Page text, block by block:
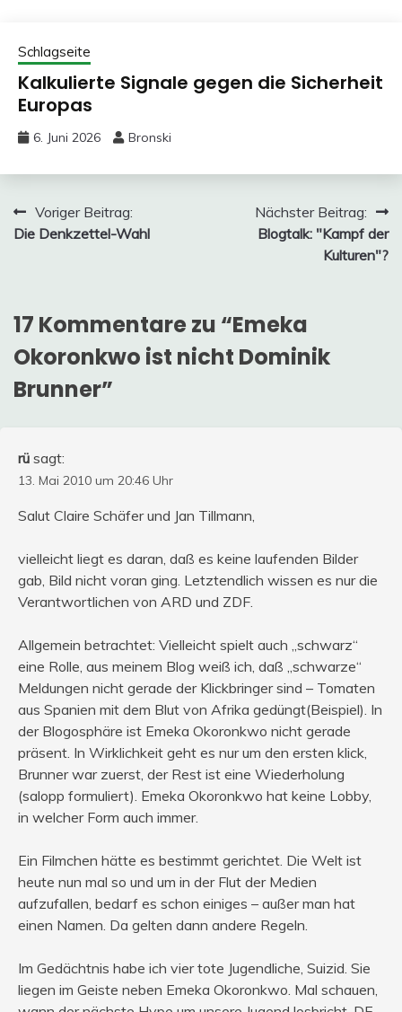
Schlagseite
Kalkulierte Signale gegen die Sicherheit
Europas
6. Juni 2026 Bronski
Beitragsnavigation
Voriger Beitrag:
Die Denkzettel-Wahl
Nächster Beitrag:
Blogtalk: "Kampf der
Kulturen"?
17 Kommentare zu “Emeka
Okoronkwo ist nicht Dominik
Brunner”
rü sagt:
13. Mai 2010 um 20:46 Uhr
Salut Claire Schäfer und Jan Tillmann,
vielleicht liegt es daran, daß es keine laufenden Bilder
gab, Bild nicht voran ging. Letztendlich wissen es nur die
Verantwortlichen von ARD und ZDF.
Allgemein betrachtet: Vielleicht spielt auch „schwarz“
eine Rolle, aus meinem Blog weiß ich, daß „schwarze“
Meldungen nicht gerade der Klickbringer sind – Tomaten
aus Spanien mit dem Blut von Afrika gedüngt(Beispiel). In
der Blogosphäre ist Emeka Okoronkwo nicht gerade
präsent. In Wirklichkeit geht es nur um den ersten klick,
Brunner war zuerst, der Rest ist eine Wiederholung
(salopp formuliert). Emeka Okoronkwo hat keine Lobby,
in welcher Form auch immer.
Ein Filmchen hätte es bestimmt gerichtet. Die Welt ist
heute nun mal so und um in der Flut der Medien
aufzufallen, bedarf es schon einiges – außer man hat
einen Namen. Da gelten dann andere Regeln.
Im Gedächtnis habe ich vier tote Jugendliche, Suizid. Sie
liegen im Geiste neben Emeka Okoronkwo. Mal schauen,